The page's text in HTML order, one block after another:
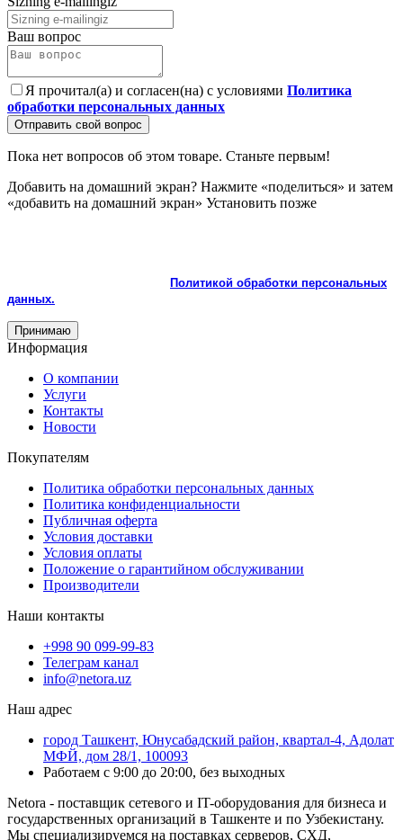
Ваш вопрос
Я прочитал(а) и согласен(на) с условиями Политика
обработки персональных данных
Отправить свой вопрос
Пока нет вопросов об этом товаре. Станьте первым!
Добавить на домашний экран? Нажмите «поделиться» и затем
«добавить на домашний экран» Установить позже
Политикой обработки персональных
данных.
Принимаю
Информация
О компании
Услуги
Контакты
Новости
Покупателям
Политика обработки персональных данных
Политика конфиденциальности
Публичная оферта
Условия доставки
Условия оплаты
Положение о гарантийном обслуживании
Производители
Наши контакты
+998 90 099-99-83
Телеграм канал
info@netora.uz
Наш адрес
город Ташкент, Юнусабадский район, квартал-4, Адолат
МФЙ, дом 28/1, 100093
Работаем с 9:00 до 20:00, без выходных
Netora - поставщик сетевого и IT-оборудования для бизнеса и
государственных организаций в Ташкенте и по Узбекистану.
Мы специализируемся на поставках серверов, СХД,